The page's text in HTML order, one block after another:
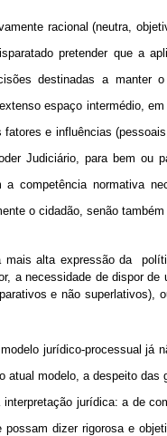
racional (neutra,
pretender que a
destinadas a manter
espaço intermédio,
e influências
Judiciário, para bem ou
competência normativa
o cidadão, senão também
alta expressão da
a necessidade de dispor de
e não superlativos),
jurídico-processual já
modelo, a despeito
jurídica: a de
dizer rigorosa e